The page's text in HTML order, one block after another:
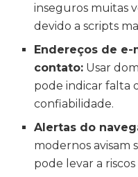
inseguros muitas
devido a scripts
Endereços de e-
contato: Usar
pode indicar falta
confiabilidade.
Alertas do
modernos avisam
pode levar a riscos